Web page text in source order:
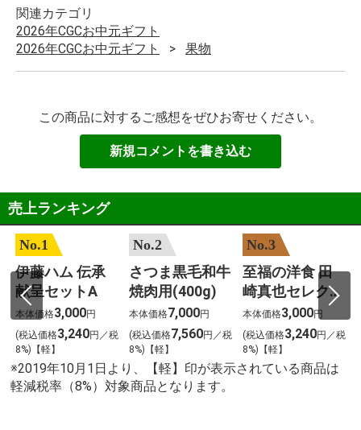
関連カテゴリ
2026年CGCお中元ギフト
2026年CGCお中元ギフト
果物
この商品に対するご感想をぜひお寄せください。
新規コメントを書き込む
売上ランキング
No.1
伊藤ハム 伝承
献呈セットA
本体価格3,000円
(税込価格3,240円／税
8%)【軽】
No.2
さつま黒毛和牛
焼肉用(400g)
本体価格7,000円
(税込価格7,560円／税
8%)【軽】
No.3
至福の洋食 田
崎真也セレクシ
ョン(12個)
本体価格3,000円
(税込価格3,240円／税
8%)【軽】
※2019年10月1日より、【軽】印が表示されている商品は
軽減税率（8%）対象商品となります。